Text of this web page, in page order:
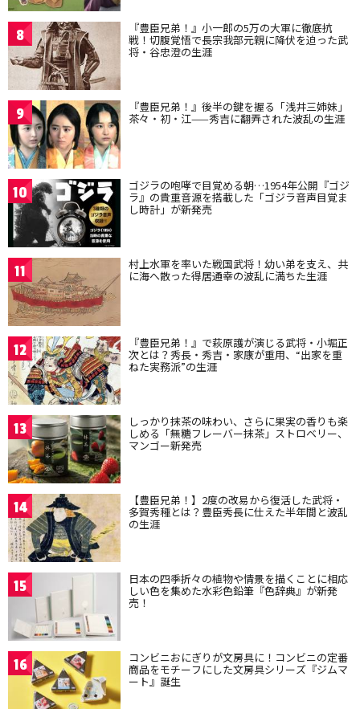
8 『豊臣兄弟！』小一郎の5万の大軍に徹底抗
戦！切腹覚悟で長宗我部元親に降伏を迫った武
将・谷忠澄の生涯
9 『豊臣兄弟！』後半の鍵を握る「浅井三姉妹」
茶々・初・江——秀吉に翻弄された波乱の生涯
10 ゴジラの咆哮で目覚める朝…1954年公開『ゴジ
ラ』の貴重音源を搭載した「ゴジラ音声目覚ま
し時計」が新発売
11 村上水軍を率いた戦国武将！幼い弟を支え、共
に海へ散った得居通幸の波乱に満ちた生涯
12 『豊臣兄弟！』で萩原護が演じる武将・小堀正
次とは？秀長・秀吉・家康が重用、“出家を重
ねた実務派”の生涯
13 しっかり抹茶の味わい、さらに果実の香りも楽
しめる「無糖フレーバー抹茶」ストロベリー、
マンゴー新発売
14 【豊臣兄弟！】2度の改易から復活した武将・
多賀秀種とは？豊臣秀長に仕えた半年間と波乱
の生涯
15 日本の四季折々の植物や情景を描くことに相応
しい色を集めた水彩色鉛筆『色辞典』が新発
売！
16 コンビニおにぎりが文房具に！コンビニの定番
商品をモチーフにした文房具シリーズ『ジムマ
ート』誕生